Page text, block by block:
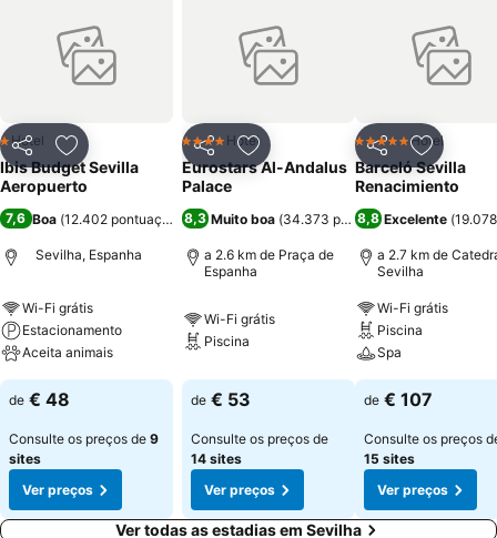
solicitado), televisão com acesso aos melhores canais, ar
condicionado, telefone, serviço de despertar automático e ferro e
tábua de engomar (desde que solicitado). Você pode ainda utilizar
ainda 3 quartos para pessoas com mobilidade reduzida. No que diz
respeito a serviços facultados o hotel disponibliza fax, cofre na
receção, parque de estacionamento gratuito, internet wifi nos
24h.
PartilharAdicionar aos favoritos
1 Estrelas
Hotel
Ibis Budget Sevilla
Aeropuerto
7,6 Boa (12.402 pontuações)
Sevilha, Espanha
Wi-Fi grátis
Estacionamento
Aceita animais
de € 48
Consulte os preços de 9
sites
Ver preços
PartilharAdicionar aos favoritos
4 EstrelasHotel
Eurostars Al-Andalus
Palace
8,3 Muito boa (34.373 pontuações)
a 2.6 km de Praça de
Espanha
Wi-Fi grátis
Piscina
de € 53
Consulte os preços de
14 sites
Ver preços
Partilhar
5 EstrelasHotel
Barceló Sevilla
Renacimiento
8,8 Excelente (
a 2.7 km de
Sevilha
Wi-Fi grátis
Piscina
Spa
de € 107
Consulte os preços
15 sites
Ver preços
Ver todas as estadias em Sevilha